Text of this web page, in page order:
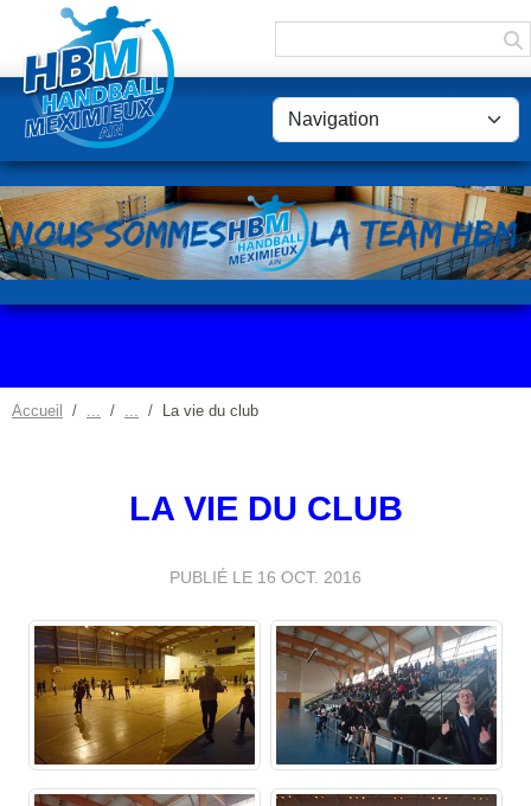
Accueil La vie du club
LA VIE DU CLUB
PUBLIÉ LE 16 OCT. 2016
Panneau de gestion des cookies